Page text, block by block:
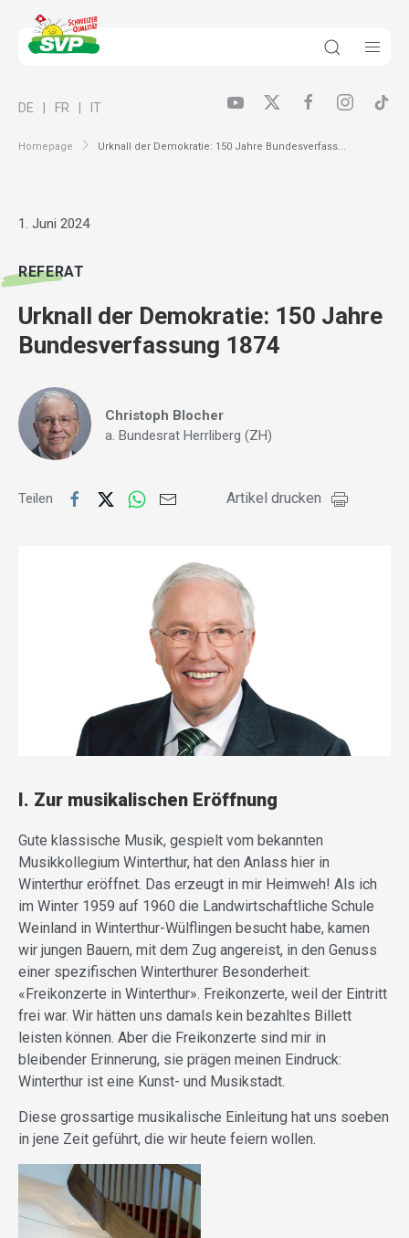
Homepage Urknall der Demokratie: 150 Jahre Bundesverfass...
DE FR IT
1. Juni 2024
REFERAT
Urknall der Demokratie: 150 Jahre
Bundesverfassung 1874
Christoph Blocher
a. Bundesrat Herrliberg (ZH)
Teilen Artikel drucken
I. Zur musikalischen Eröffnung
Gute klassische Musik, gespielt vom bekannten
Musikkollegium Winterthur, hat den Anlass hier in
Winterthur eröffnet. Das erzeugt in mir Heimweh! Als ich
im Winter 1959 auf 1960 die Landwirtschaftliche Schule
Weinland in Winterthur-Wülflingen besucht habe, kamen
wir jungen Bauern, mit dem Zug angereist, in den Genuss
einer spezifischen Winterthurer Besonderheit:
«Freikonzerte in Winterthur». Freikonzerte, weil der Eintritt
frei war. Wir hätten uns damals kein bezahltes Billett
leisten können. Aber die Freikonzerte sind mir in
bleibender Erinnerung, sie prägen meinen Eindruck:
Winterthur ist eine Kunst- und Musikstadt.
Diese grossartige musikalische Einleitung hat uns soeben
in jene Zeit geführt, die wir heute feiern wollen.